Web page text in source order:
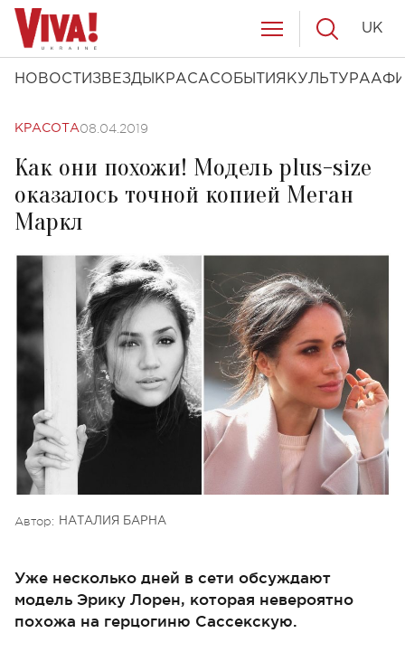
НОВОСТИ ЗВЕЗДЫ КРАСАСОБЫТИЯ КУЛЬТУРА
UK
КРАСОТА08.04.2019
Как они похожи! Модель plus-size
оказалось точной копией Меган
Маркл
Автор: НАТАЛИЯ БАРНА
Уже несколько дней в сети обсуждают
модель Эрику Лорен, которая невероятно
похожа на герцогиню Сассекскую.